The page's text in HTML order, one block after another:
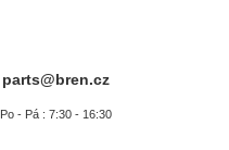
parts@bren.cz
Po - Pá : 7:30 - 16:30